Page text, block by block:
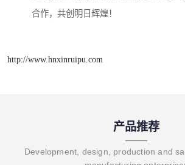
合作，共创明日辉煌！
http://www.hnxinruipu.com
产品推荐
Development, design, production and